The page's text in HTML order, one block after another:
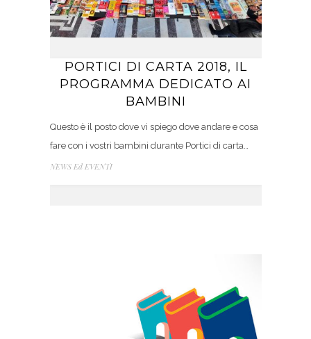
PORTICI DI CARTA 2018, IL
PROGRAMMA DEDICATO AI
BAMBINI
Questo è il posto dove vi spiego dove andare e cosa
fare con i vostri bambini durante Portici di carta…
NEWS Ed EVENTI